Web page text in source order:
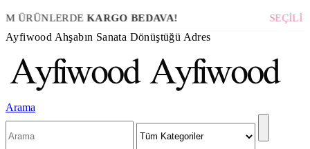
ÜRÜNLERDEKARGO BEDAVA! SEÇİLİ
Ayfiwood Ahşabın Sanata Dönüştüğü Adres
Arama